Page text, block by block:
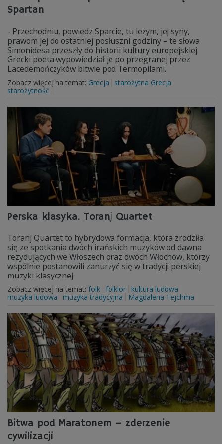
Spartan
- Przechodniu, powiedz Sparcie, tu leżym, jej syny,
prawom jej do ostatniej posłuszni godziny – te słowa
Simonidesa przeszły do historii kultury europejskiej.
Grecki poeta wypowiedział je po przegranej przez
Lacedemończyków bitwie pod Termopilami.
Zobacz więcej na temat: Grecja
starożytna Grecja
starożytność
Perska klasyka. Toranj Quartet
Toranj Quartet to hybrydowa formacja, która zrodziła
się ze spotkania dwóch irańskich muzyków od dawna
rezydujących we Włoszech oraz dwóch Włochów, którzy
wspólnie postanowili zanurzyć się w tradycji perskiej
muzyki klasycznej.
Zobacz więcej na temat: folk folklor
kultura ludowa
muzyka ludowa
muzyka tradycyjna Magdalena Tejchma
Bitwa pod Maratonem – zderzenie
cywilizacji